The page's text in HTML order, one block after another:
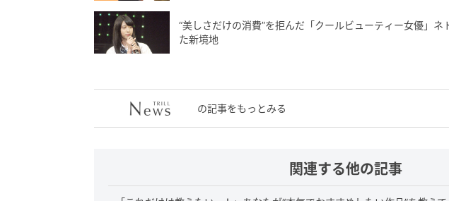
“美しさだけの消費”を拒んだ「クールビューティー女優」
た新境地
の記事をもっとみる
関連する他の記事